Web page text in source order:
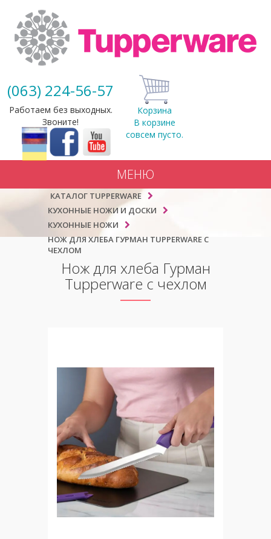
(063) 224-56-57
Работаем без выходных.
Звоните!
Корзина
В корзине
совсем пусто.
МЕНЮ
КАТАЛОГ TUPPERWARE
КУХОННЫЕ НОЖИ И ДОСКИ
КУХОННЫЕ НОЖИ
НОЖ ДЛЯ ХЛЕБА ГУРМАН TUPPERWARE С
ЧЕХЛОМ
Нож для хлеба Гурман
Tupperware с чехлом